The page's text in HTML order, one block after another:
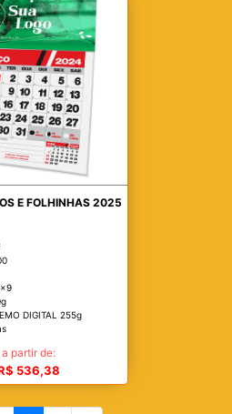
E FOLHINHAS 2025
DIGITAL 255g
a partir de:
536,38